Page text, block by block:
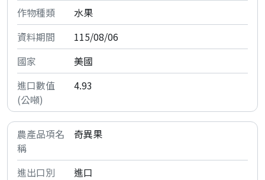
水果
115/08/06
美國
4.93
奇異果
進口